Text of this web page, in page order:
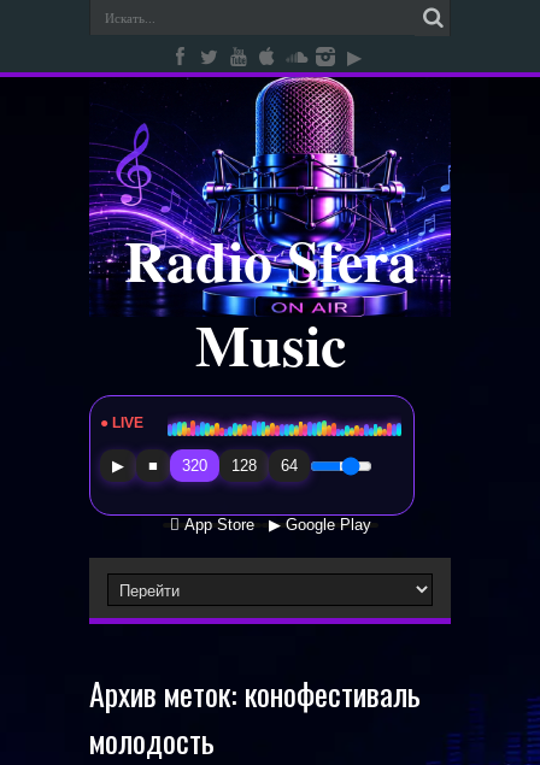
Radio Sfera
Music
● LIVE Radio Sfera Music
▶ ■ 320 128 64
 App Store ▶ Google Play
Архив меток: конофестиваль
молодость